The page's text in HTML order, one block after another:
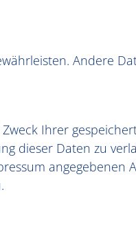
Andere
Ihrer
dieser Daten zu
angegebenen